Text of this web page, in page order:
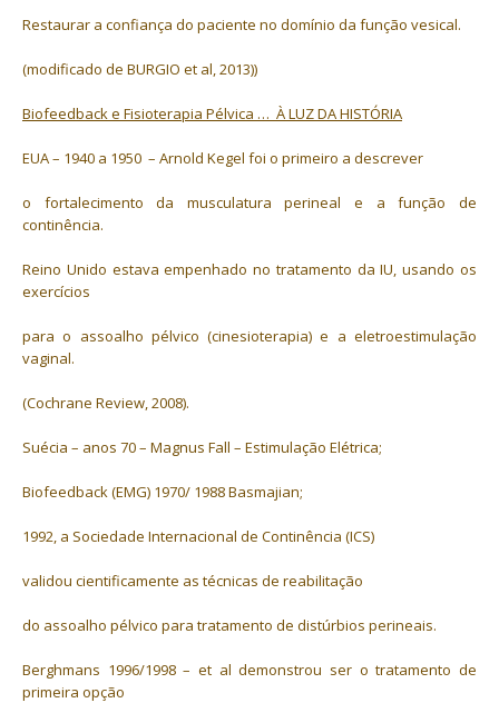
Restaurar a confiança do paciente no domínio da função vesical.
(modificado de BURGIO et al, 2013))
Biofeedback e Fisioterapia Pélvica … À LUZ DA HISTÓRIA
EUA – 1940 a 1950 – Arnold Kegel foi o primeiro a descrever
o fortalecimento da musculatura perineal e a função de
continência.
Reino Unido estava empenhado no tratamento da IU, usando os
exercícios
para o assoalho pélvico (cinesioterapia) e a eletroestimulação
vaginal.
(Cochrane Review, 2008).
Suécia – anos 70 – Magnus Fall – Estimulação Elétrica;
Biofeedback (EMG) 1970/ 1988 Basmajian;
1992, a Sociedade Internacional de Continência (ICS)
validou cientificamente as técnicas de reabilitação
do assoalho pélvico para tratamento de distúrbios perineais.
Berghmans 1996/1998 – et al demonstrou ser o tratamento de
primeira opção